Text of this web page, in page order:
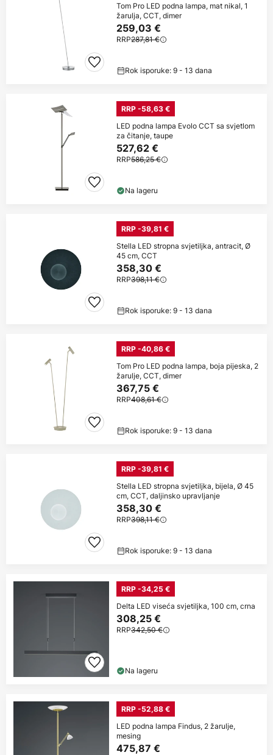
Tom Pro LED podna lampa, mat nikal, 1
žarulja, CCT, dimer
259,03 €
RRP287,81 €
Rok isporuke: 9 - 13 dana
RRP -58,63 €
LED podna lampa Evolo CCT sa svjetlom
za čitanje, taupe
527,62 €
RRP586,25 €
Na lageru
RRP -39,81 €
Stella LED stropna svjetiljka, antracit, Ø
45 cm, CCT
358,30 €
RRP398,11 €
Rok isporuke: 9 - 13 dana
RRP -40,86 €
Tom Pro LED podna lampa, boja pijeska, 2
žarulje, CCT, dimer
367,75 €
RRP408,61 €
Rok isporuke: 9 - 13 dana
RRP -39,81 €
Stella LED stropna svjetiljka, bijela, Ø 45
cm, CCT, daljinsko upravljanje
358,30 €
RRP398,11 €
Rok isporuke: 9 - 13 dana
RRP -34,25 €
Delta LED viseća svjetiljka, 100 cm, crna
308,25 €
RRP342,50 €
Na lageru
RRP -52,88 €
LED podna lampa Findus, 2 žarulje,
mesing
475,87 €